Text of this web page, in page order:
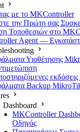
με το MKController
την Πρώτη σας
Τοποθεσιών στο
Agent —
Υιοθέτησης
Backup
Dashboard
MKController
Οδηγός